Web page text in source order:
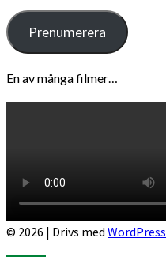
Prenumerera
En av många filmer…
© 2026 | Drivs med WordPress